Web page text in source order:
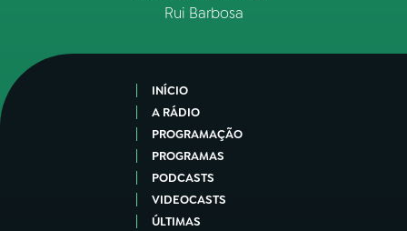
Rui Barbosa
INÍCIO
A RÁDIO
PROGRAMAÇÃO
PROGRAMAS
PODCASTS
VIDEOCASTS
ÚLTIMAS